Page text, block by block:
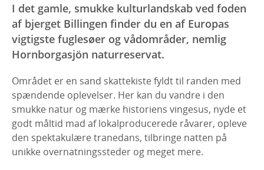
I det gamle, smukke kulturlandskab ved foden
af bjerget Billingen finder du en af Europas
vigtigste fuglesøer og vådområder, nemlig
Hornborgasjön naturreservat.
Området er en sand skattekiste fyldt til randen med
spændende oplevelser. Her kan du vandre i den
smukke natur og mærke historiens vingesus, nyde et
godt måltid mad af lokalproducerede råvarer, opleve
den spektakulære tranedans, tilbringe natten på
unikke overnatningssteder og meget mere.